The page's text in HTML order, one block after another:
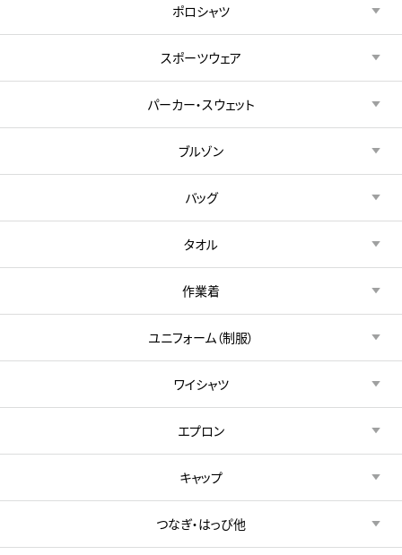
ポロシャツ
スポーツウェア
パーカー・スウェット
ブルゾン
バッグ
タオル
作業着
ユニフォーム（制服）
ワイシャツ
エプロン
キャップ
つなぎ・はっぴ他